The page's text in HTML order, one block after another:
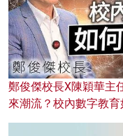
鄭俊傑校長X陳穎華主
來潮流？校內數字教育